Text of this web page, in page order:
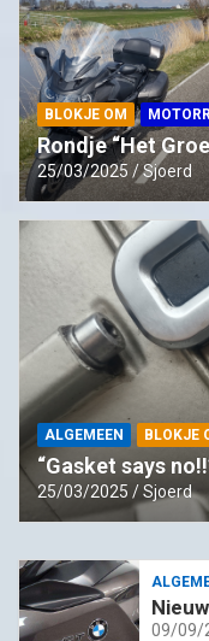
BLOKJE OM
Rondje “Het
25/03/2025 Sjoerd
ALGEMEEN BLOKJE
“Gasket says
25/03/2025 Sjoerd
09/09/